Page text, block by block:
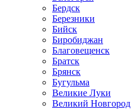
Бердск
Березники
Бийск
Биробиджан
Благовещенск
Братск
Брянск
Бугульма
Великие Луки
Великий Новгород